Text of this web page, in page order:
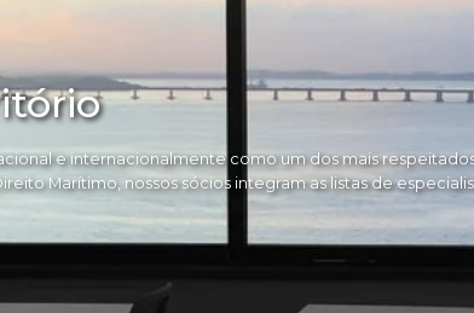
e internacionalmente como um dos mais
Marítimo, nossos sócios integram as listas de